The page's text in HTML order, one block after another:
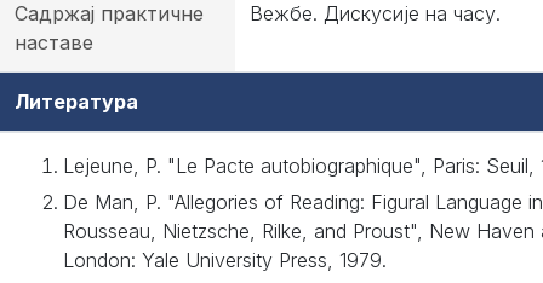
Садржај практичне
наставе
Вежбе. Дискусије на часу.
Литература
Lejeune, P. "Le Pacte autobiographique", Paris: Seuil,
De Man, P. "Allegories of Reading: Figural Language in
Rousseau, Nietzsche, Rilke, and Proust", New Haven
London: Yale University Press, 1979.